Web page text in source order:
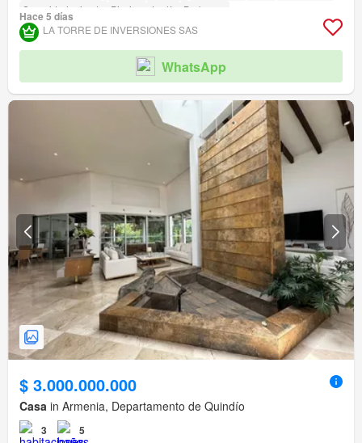
Seguridad privada
Piscina Jardín
Barbecue
Acceso para personas con discapacidad
Hace 5 días
LA TORRE DE INVERSIONES SAS
WhatsApp
$ 3.000.000.000
Casa in Armenia, Departamento de Quindío
3 5